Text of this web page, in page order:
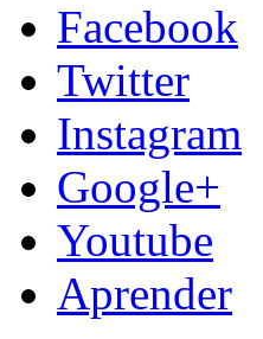
Facebook
Twitter
Instagram
Google+
Youtube
Aprender